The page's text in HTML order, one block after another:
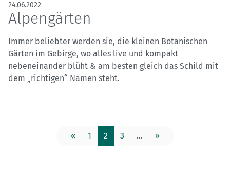
24.06.2022
Alpengärten
Immer beliebter werden sie, die kleinen Botanischen
Gärten im Gebirge, wo alles live und kompakt
nebeneinander blüht & am besten gleich das Schild mit
dem „richtigen“ Namen steht.
« 1 2 3 ... »